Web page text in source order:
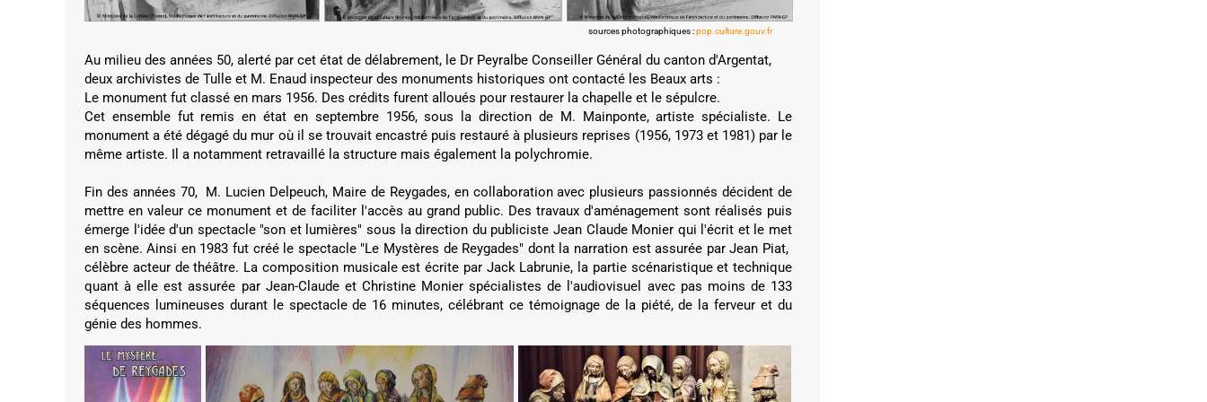
sources photographiques :pop.culture.gouv.fr
Au milieu des années 50, alerté par cet état de délabrement, le Dr Peyralbe Conseiller Général du canton d'Argentat,
deux archivistes de Tulle et M. Enaud inspecteur des monuments historiques ont contacté les Beaux arts :
Le monument fut classé en mars 1956. Des crédits furent alloués pour restaurer la chapelle et le sépulcre.
Cet ensemble fut remis en état en septembre 1956, sous la direction de M. Mainponte, artiste spécialiste. Le
monument a été dégagé du mur où il se trouvait encastré puis restauré à plusieurs reprises (1956, 1973 et 1981) par le
même artiste. Il a notamment retravaillé la structure mais également la polychromie.
Fin des années 70, M. Lucien Delpeuch, Maire de Reygades, en collaboration avec plusieurs passionnés décident de
mettre en valeur ce monument et de faciliter l'accès au grand public. Des travaux d'aménagement sont réalisés puis
émerge l'idée d'un spectacle "son et lumières" sous la direction du publiciste Jean Claude Monier qui l'écrit et le met
en scène. Ainsi en 1983 fut créé le spectacle "Le Mystères de Reygades" dont la narration est assurée par Jean Piat,
célèbre acteur de théâtre. La composition musicale est écrite par Jack Labrunie, la partie scénaristique et technique
quant à elle est assurée par Jean-Claude et Christine Monier spécialistes de l'audiovisuel avec pas moins de 133
séquences lumineuses durant le spectacle de 16 minutes, célébrant ce témoignage de la piété, de la ferveur et du
génie des hommes.